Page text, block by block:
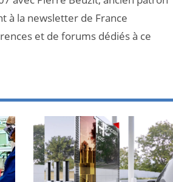
à la newsletter de France
et de forums dédiés à ce